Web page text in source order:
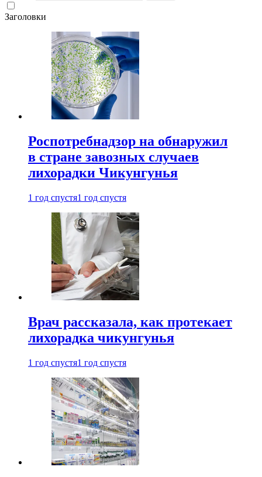
Заголовки
Роспотребнадзор на обнаружил
в стране завозных случаев
лихорадки Чикунгунья
1 год спустя1 год спустя
Врач рассказала, как протекает
лихорадка чикунгунья
1 год спустя1 год спустя